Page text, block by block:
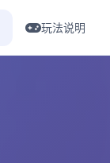
玩法说明